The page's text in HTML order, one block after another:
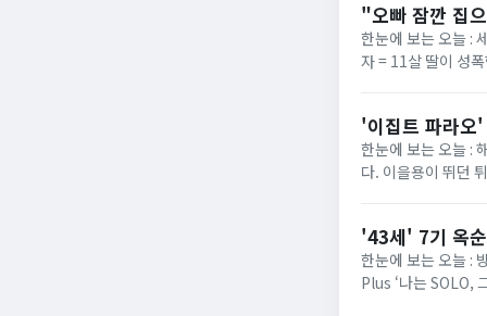
"오빠 잠깐 집
한눈에 보는 오늘 :
자 = 11살 딸이 성
'이집트 파라오
한눈에 보는 오늘 :
다. 이을용이 뛰던
'43세' 7기 옥
한눈에 보는 오늘 :
Plus ‘나는 SOLO,